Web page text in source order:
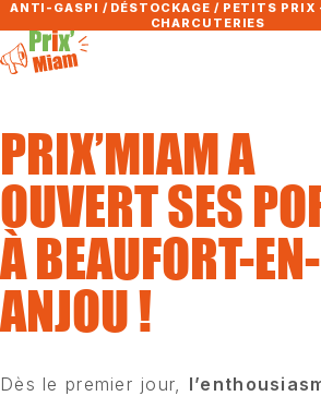
ANTI-GASPI / DÉSTOCKAGE / PETITS PRIX
CHARCUTERIES
PRIX’MIAM A
OUVERT SES
À BEAUFORT-EN-
ANJOU !
Dès le premier jour,